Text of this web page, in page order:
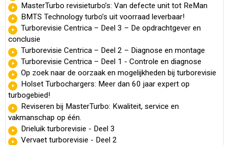
MasterTurbo revisieturbo’s: Van defecte unit tot ReMan
BMTS Technology turbo’s uit voorraad leverbaar!
Turborevisie Centrica – Deel 3 – De opdrachtgever en
conclusie
Turborevisie Centrica – Deel 2 – Diagnose en montage
Turborevisie Centrica – Deel 1 - Controle en diagnose
Op zoek naar de oorzaak en mogelijkheden bij turborevisie
Holset Turbochargers: Meer dan 60 jaar expert op
turbogebied!
Reviseren bij MasterTurbo: Kwaliteit, service en
vakmanschap op één.
Drieluik turborevisie - Deel 3
Vervaet turborevisie - Deel 2